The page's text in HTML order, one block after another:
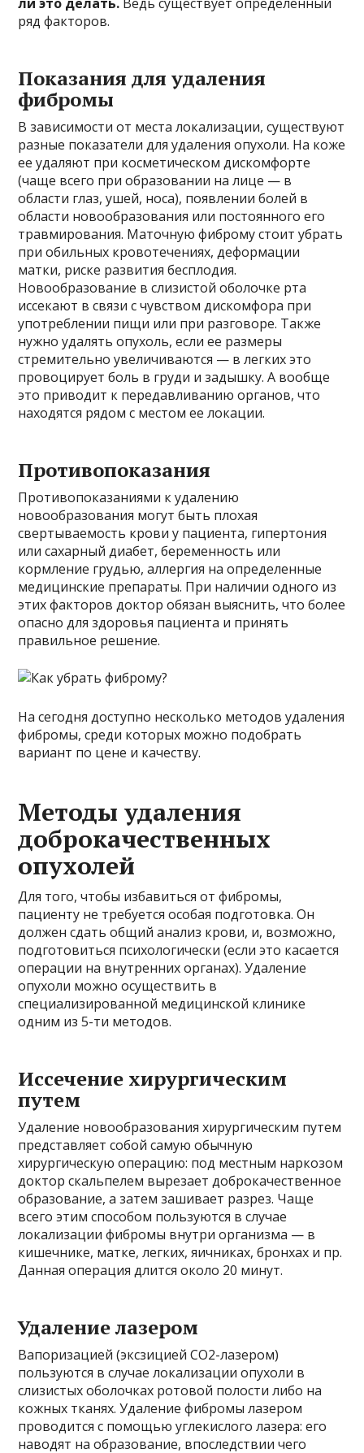
ли это делать. Ведь существует определенный
ряд факторов.
Показания для удаления
фибромы
В зависимости от места локализации, существуют
разные показатели для удаления опухоли. На коже
ее удаляют при косметическом дискомфорте
(чаще всего при образовании на лице — в
области глаз, ушей, носа), появлении болей в
области новообразования или постоянного его
травмирования. Маточную фиброму стоит убрать
при обильных кровотечениях, деформации
матки, риске развития бесплодия.
Новообразование в слизистой оболочке рта
иссекают в связи с чувством дискомфора при
употреблении пищи или при разговоре. Также
нужно удалять опухоль, если ее размеры
стремительно увеличиваются — в легких это
провоцирует боль в груди и задышку. А вообще
это приводит к передавливанию органов, что
находятся рядом с местом ее локации.
Противопоказания
Противопоказаниями к удалению
новообразования могут быть плохая
свертываемость крови у пациента, гипертония
или сахарный диабет, беременность или
кормление грудью, аллергия на определенные
медицинские препараты. При наличии одного из
этих факторов доктор обязан выяснить, что более
опасно для здоровья пациента и принять
правильное решение.
На сегодня доступно несколько методов удаления
фибромы, среди которых можно подобрать
вариант по цене и качеству.
Методы удаления
доброкачественных
опухолей
Для того, чтобы избавиться от фибромы,
пациенту не требуется особая подготовка. Он
должен сдать общий анализ крови, и, возможно,
подготовиться психологически (если это касается
операции на внутренних органах). Удаление
опухоли можно осуществить в
специализированной медицинской клинике
одним из 5-ти методов.
Иссечение хирургическим
путем
Удаление новообразования хирургическим путем
представляет собой самую обычную
хирургическую операцию: под местным наркозом
доктор скальпелем вырезает доброкачественное
образование, а затем зашивает разрез. Чаще
всего этим способом пользуются в случае
локализации фибромы внутри организма — в
кишечнике, матке, легких, яичниках, бронхах и пр.
Данная операция длится около 20 минут.
Удаление лазером
Вапоризацией (эксзицией СО2-лазером)
пользуются в случае локализации опухоли в
слизистых оболочках ротовой полости либо на
кожных тканях. Удаление фибромы лазером
проводится с помощью углекислого лазера: его
наводят на образование, впоследствии чего